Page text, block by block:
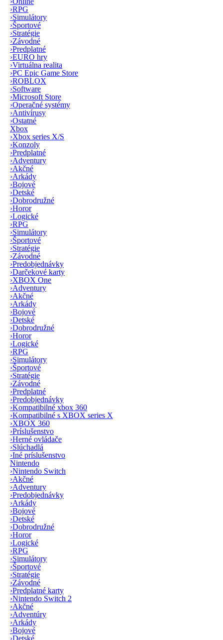
›RPG
›Simulátory
›Športové
›Stratégie
›Závodné
›Predplatné
›EURO hry
›Virtuálna realita
›PC Epic Game Store
›ROBLOX
›Software
›Microsoft Store
›Operačné systémy
›Antivírusy
›Ostatné
Xbox
›Xbox series X/S
›Konzoly
›Predplatné
›Adventury
›Akčné
›Arkády
›Bojové
›Detské
›Dobrodružné
›Horor
›Logické
›RPG
›Simulátory
›Športové
›Stratégie
›Závodné
›Predobjednávky
›Darčekové karty
›XBOX One
›Adventury
›Akčné
›Arkády
›Bojové
›Detské
›Dobrodružné
›Horor
›Logické
›RPG
›Simulátory
›Športové
›Stratégie
›Závodné
›Predplatné
›Predobjednávky
›Kompatibilné xbox 360
›Kompatibilné s XBOX series X
›XBOX 360
›Príslušenstvo
›Herné ovládače
›Slúchadlá
›Iné príslušenstvo
Nintendo
›Nintendo Switch
›Akčné
›Adventury
›Predobjednávky
›Arkády
›Bojové
›Detské
›Dobrodružné
›Horor
›Logické
›RPG
›Simulátory
›Športové
›Stratégie
›Závodné
›Predplatné karty
›Nintendo Switch 2
›Akčné
›Adventúry
›Arkády
›Bojové
›Detské